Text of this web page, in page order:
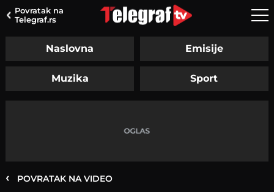
Povratak na
Telegraf.rs
Naslovna Emisije
Muzika Sport
‹ POVRATAK NA VIDEO